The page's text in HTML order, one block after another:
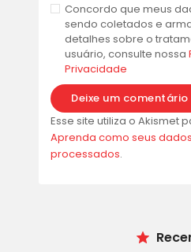
Concordo que meus
sendo coletados e
detalhes sobre o
usuário, consulte nossa
Privacidade
Esse site utiliza o Akismet
Aprenda como seus
processados.